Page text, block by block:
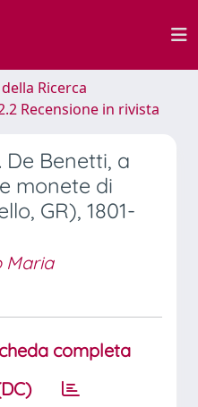
Ricerca
Recensione in rivista
De Benetti, a
monete di
GR), 1801-
Maria
completa